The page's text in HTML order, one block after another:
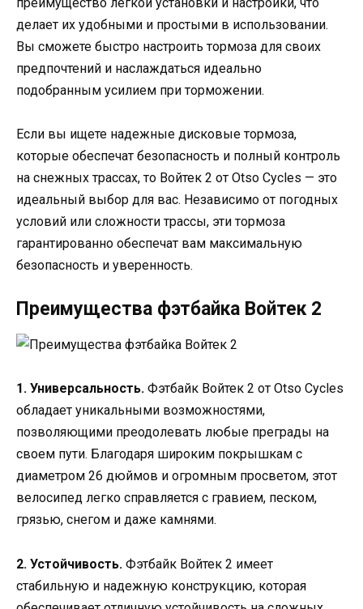
делает их удобными и простыми в использовании.
Вы сможете быстро настроить тормоза для своих
предпочтений и наслаждаться идеально
подобранным усилием при торможении.
Если вы ищете надежные дисковые тормоза,
которые обеспечат безопасность и полный контроль
на снежных трассах, то Войтек 2 от Otso Cycles — это
идеальный выбор для вас. Независимо от погодных
условий или сложности трассы, эти тормоза
гарантированно обеспечат вам максимальную
безопасность и уверенность.
Преимущества фэтбайка Войтек 2
1. Универсальность. Фэтбайк Войтек 2 от Otso Cycles
обладает уникальными возможностями,
позволяющими преодолевать любые преграды на
своем пути. Благодаря широким покрышкам с
диаметром 26 дюймов и огромным просветом, этот
велосипед легко справляется с гравием, песком,
грязью, снегом и даже камнями.
2. Устойчивость. Фэтбайк Войтек 2 имеет
стабильную и надежную конструкцию, которая